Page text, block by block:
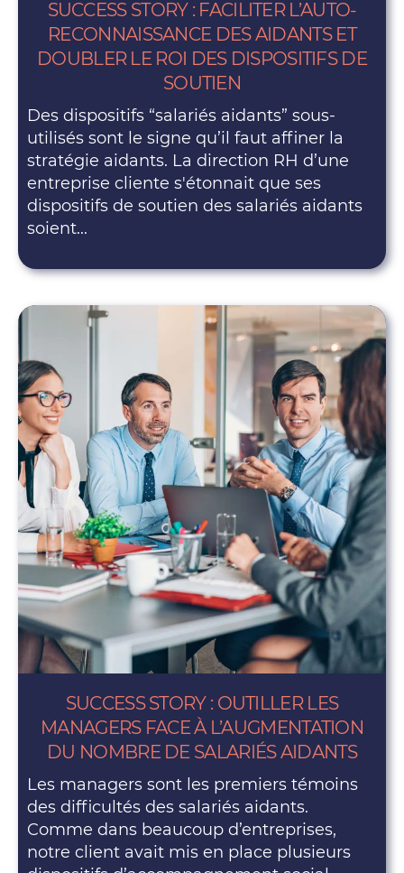
SUCCESS STORY : FACILITER L’AUTO-
RECONNAISSANCE DES AIDANTS ET
DOUBLER LE ROI DES DISPOSITIFS DE
SOUTIEN
Des dispositifs “salariés aidants” sous-
utilisés sont le signe qu’il faut affiner la
stratégie aidants. La direction RH d’une
entreprise cliente s'étonnait que ses
dispositifs de soutien des salariés aidants
soient...
SUCCESS STORY : OUTILLER LES
MANAGERS FACE À L’AUGMENTATION
DU NOMBRE DE SALARIÉS AIDANTS
Les managers sont les premiers témoins
des difficultés des salariés aidants.
Comme dans beaucoup d’entreprises,
notre client avait mis en place plusieurs